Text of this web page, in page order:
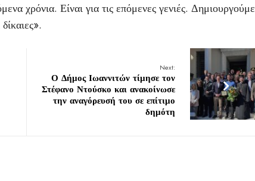
χρόνια. Είναι για τις επόμενες γενιές. Δημιουργούμε
Next:
Ο Δήμος Ιωαννιτών τίμησε τον
Στέφανο Ντούσκο και ανακοίνωσε
την αναγόρευσή του σε επίτιμο
δημότη